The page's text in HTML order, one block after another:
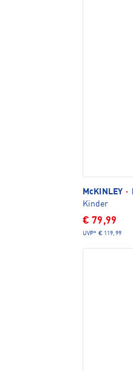
McKINLEY ·
Kinder
€ 79,99
UVP* € 119,99